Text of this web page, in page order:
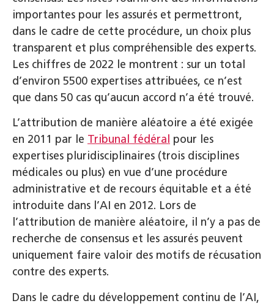
importantes pour les assurés et permettront,
dans le cadre de cette procédure, un choix plus
transparent et plus compréhensible des experts.
Les chiffres de 2022 le montrent : sur un total
d’environ 5500 expertises attribuées, ce n’est
que dans 50 cas qu’aucun accord n’a été trouvé.
L’attribution de manière aléatoire a été exigée
en 2011 par le Tribunal fédéral pour les
expertises pluridisciplinaires (trois disciplines
médicales ou plus) en vue d’une procédure
administrative et de recours équitable et a été
introduite dans l’AI en 2012. Lors de
l’attribution de manière aléatoire, il n’y a pas de
recherche de consensus et les assurés peuvent
uniquement faire valoir des motifs de récusation
contre des experts.
Dans le cadre du développement continu de l’AI,